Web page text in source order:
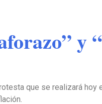
y
que se realizará hoy